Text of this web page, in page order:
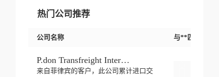
热门公司推荐
公司名称 与**匹配交易
P.don Transfreight International
来自菲律宾的客户，此公司累计进口交